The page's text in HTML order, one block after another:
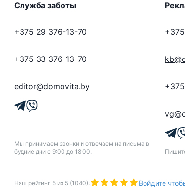
Служба заботы
+375 29 376-13-70
+375 33 376-13-70
editor@domovita.by
Мы принимаем звонки и отвечаем на письма в
будние дни с 9:00 до 18:00.
Наш рейтинг 5 из 5 (1040): Войдите